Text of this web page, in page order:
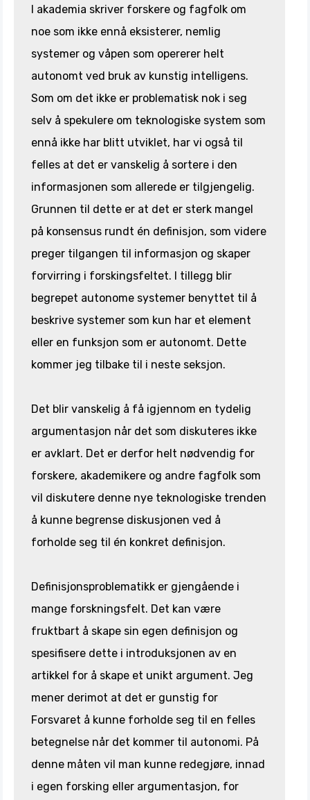
I akademia skriver forskere og fagfolk om
noe som ikke ennå eksisterer, nemlig
systemer og våpen som opererer helt
autonomt ved bruk av kunstig intelligens.
Som om det ikke er problematisk nok i seg
selv å spekulere om teknologiske system som
ennå ikke har blitt utviklet, har vi også til
felles at det er vanskelig å sortere i den
informasjonen som allerede er tilgjengelig.
Grunnen til dette er at det er sterk mangel
på konsensus rundt én definisjon, som videre
preger tilgangen til informasjon og skaper
forvirring i forskingsfeltet. I tillegg blir
begrepet autonome systemer benyttet til å
beskrive systemer som kun har et element
eller en funksjon som er autonomt. Dette
kommer jeg tilbake til i neste seksjon.
Det blir vanskelig å få igjennom en tydelig
argumentasjon når det som diskuteres ikke
er avklart. Det er derfor helt nødvendig for
forskere, akademikere og andre fagfolk som
vil diskutere denne nye teknologiske trenden
å kunne begrense diskusjonen ved å
forholde seg til én konkret definisjon.
Definisjonsproblematikk er gjengående i
mange forskningsfelt. Det kan være
fruktbart å skape sin egen definisjon og
spesifisere dette i introduksjonen av en
artikkel for å skape et unikt argument. Jeg
mener derimot at det er gunstig for
Forsvaret å kunne forholde seg til en felles
betegnelse når det kommer til autonomi. På
denne måten vil man kunne redegjøre, innad
i egen forsking eller argumentasjon, for